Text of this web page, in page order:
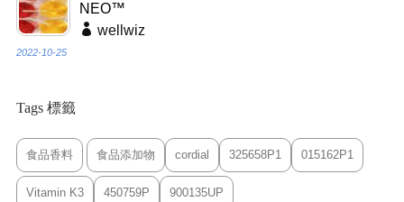
NEO™
wellwiz
2022-10-25
Tags 標籤
食品香料 食品添加物 cordial 325658P1 015162P1
Vitamin K3 450759P 900135UP